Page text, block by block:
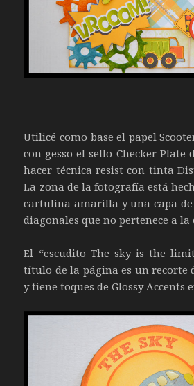
Utilicé como base el papel
con gesso el sello Checker Plate
hacer técnica resist con tinta
La zona de la fotografía está
cartulina amarilla y una capa
diagonales que no pertenece a la
El “escudito The sky is the
título de la página es un recorte
y tiene toques de Glossy Accents